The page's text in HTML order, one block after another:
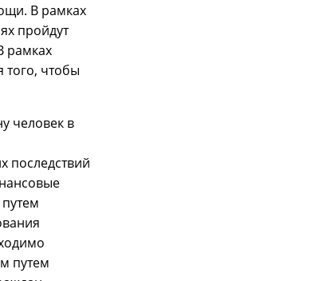
В рамках
пройдут
рамках
того, чтобы
человек в
последствий
путем